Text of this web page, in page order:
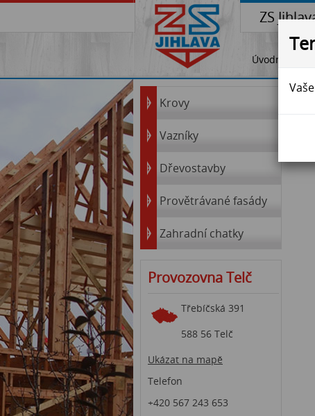
ZS
Úvodní strana
Krovy
Vazníky
Dřevostavby
Provětrávané fasády
Zahradní chatky
Provozovna Telč
Třebíčská 391
588 56 Telč
Ukázat na mapě
Telefon
+420 567 243 653